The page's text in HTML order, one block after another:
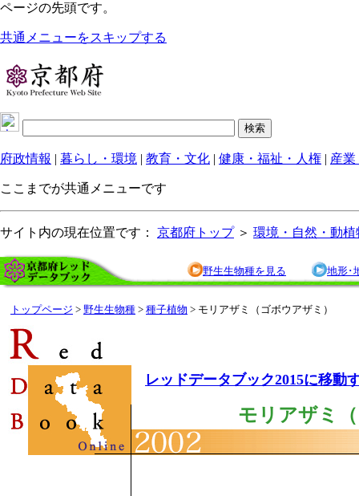
ページの先頭です。
共通メニューをスキップする
府政情報 | 暮らし・環境 | 教育・文化 | 健康・福祉・人権 | 産業
ここまでが共通メニューです
サイト内の現在位置です： 京都府トップ＞ 環境・自然・動植
野生生物種を見る 地形･
トップページ > 野生生物種 > 種子植物 > モリアザミ（ゴボウアザミ）
レッドデータブック2015に移動
モリアザミ